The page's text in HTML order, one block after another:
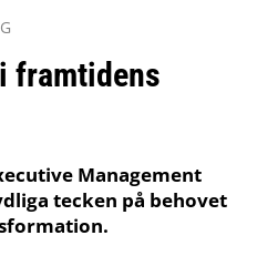
framtidens
Management
tecken på behovet